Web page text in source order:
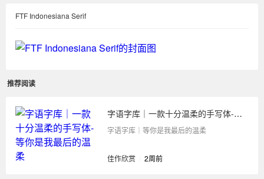
FTF Indonesiana Serif
推荐阅读
字语字库｜一款十分温柔的手写体-等你是我最后的温柔
字语字库｜等你是我最后的温柔
佳作欣赏 2周前